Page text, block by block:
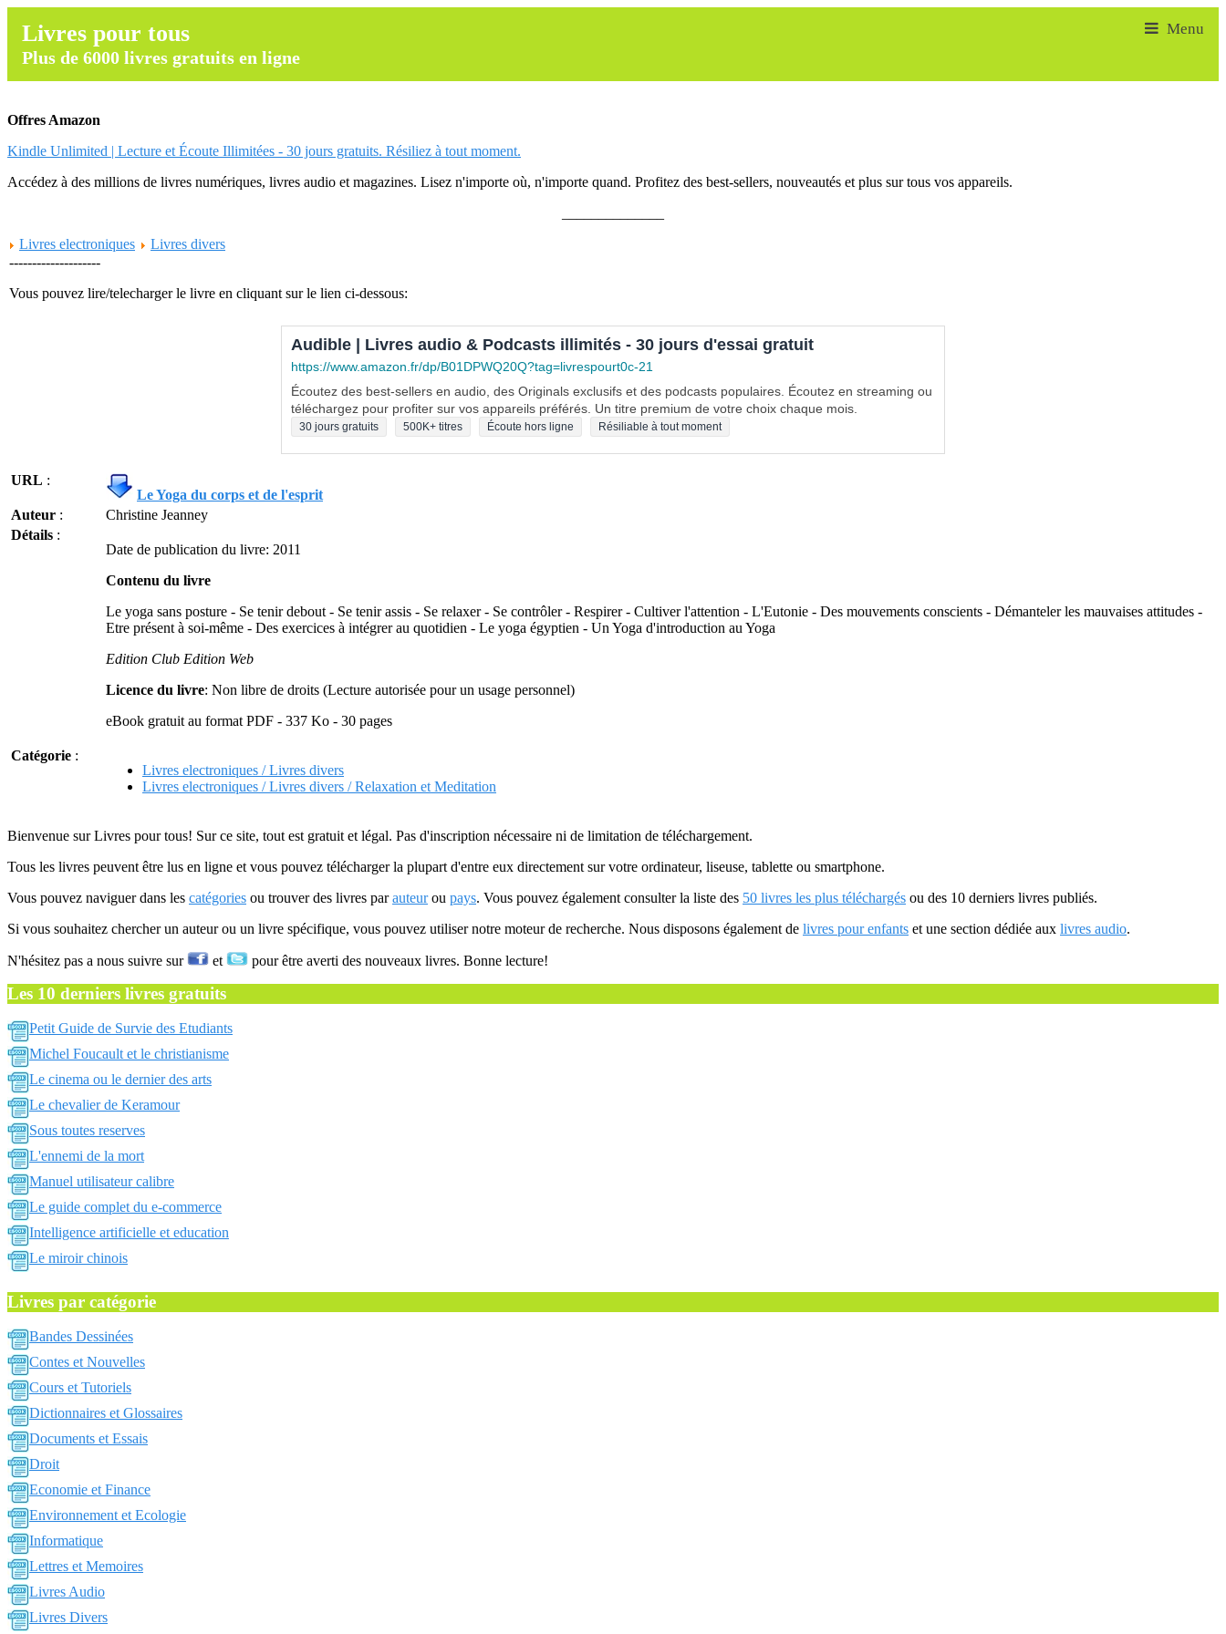
Livres pour tous
Plus de 6000 livres gratuits en ligne
Offres Amazon
Kindle Unlimited | Lecture et Écoute Illimitées - 30 jours gratuits. Résiliez à tout moment.
Accédez à des millions de livres numériques, livres audio et magazines. Lisez n'importe où, n'importe quand. Profitez des best-sellers, nouveautés et plus sur tous vos appareils.
Livres electroniques
Livres divers
--------------------
Vous pouvez lire/telecharger le livre en cliquant sur le lien ci-dessous:
Audible | Livres audio & Podcasts illimités - 30 jours d'essai gratuit
https://www.amazon.fr/dp/B01DPWQ20Q?tag=livrespourt0c-21
Écoutez des best-sellers en audio, des Originals exclusifs et des podcasts populaires. Écoutez en streaming ou
téléchargez pour profiter sur vos appareils préférés. Un titre premium de votre choix chaque mois.
30 jours gratuits 500K+ titres Écoute hors ligne Résiliable à tout moment
URL :
Le Yoga du corps et de l'esprit
Auteur :
Christine Jeanney
Détails :
Date de publication du livre: 2011
Contenu du livre
Le yoga sans posture - Se tenir debout - Se tenir assis - Se relaxer - Se contrôler - Respirer - Cultiver l'attention - L'Eutonie - Des mouvements conscients - Démanteler les mauvaises attitudes -
Etre présent à soi-même - Des exercices à intégrer au quotidien - Le yoga égyptien - Un Yoga d'introduction au Yoga
Edition Club Edition Web
Licence du livre: Non libre de droits (Lecture autorisée pour un usage personnel)
eBook gratuit au format PDF - 337 Ko - 30 pages
Catégorie :
Livres electroniques / Livres divers
Livres electroniques / Livres divers / Relaxation et Meditation
Bienvenue sur Livres pour tous! Sur ce site, tout est gratuit et légal. Pas d'inscription nécessaire ni de limitation de téléchargement.
Tous les livres peuvent être lus en ligne et vous pouvez télécharger la plupart d'entre eux directement sur votre ordinateur, liseuse, tablette ou smartphone.
Vous pouvez naviguer dans les catégories ou trouver des livres parauteurou pays. Vous pouvez également consulter la liste des 50 livres les plus téléchargés ou des 10 derniers livres publiés.
Si vous souhaitez chercher un auteur ou un livre spécifique, vous pouvez utiliser notre moteur de recherche. Nous disposons également de livres pour enfants et une section dédiée aux livres audio.
N'hésitez pas a nous suivre sur et pour être averti des nouveaux livres. Bonne lecture!
Les 10 derniers livres gratuits
Petit Guide de Survie des Etudiants
Michel Foucault et le christianisme
Le cinema ou le dernier des arts
Le chevalier de Keramour
Sous toutes reserves
L'ennemi de la mort
Manuel utilisateur calibre
Le guide complet du e-commerce
Intelligence artificielle et education
Le miroir chinois
Livres par catégorie
Bandes Dessinées
Contes et Nouvelles
Cours et Tutoriels
Dictionnaires et Glossaires
Documents et Essais
Droit
Economie et Finance
Environnement et Ecologie
Informatique
Lettres et Memoires
Livres Audio
Livres Divers